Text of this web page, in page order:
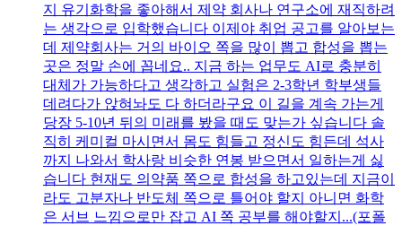
지 유기화학을 좋아해서 제약 회사나 연구소에 재직하려
는 생각으로 입학했습니다 이제야 취업 공고를 알아보는
데 제약회사는 거의 바이오 쪽을 많이 뽑고 합성을 뽑는
곳은 정말 손에 꼽네요.. 지금 하는 업무도 AI로 충분히
대체가 가능하다고 생각하고 실험은 2-3학년 학부생들
데려다가 앉혀놔도 다 하더라구요 이 길을 계속 가는게
당장 5-10년 뒤의 미래를 봤을 때도 맞는가 싶습니다 솔
직히 케미컬 마시면서 몸도 힘들고 정신도 힘든데 석사
까지 나와서 학사랑 비슷한 연봉 받으면서 일하는게 싫
습니다 현재도 의약품 쪽으로 합성을 하고있는데 지금이
라도 고분자나 반도체 쪽으로 틀어야 할지 아니면 화학
은 서브 느낌으로만 잡고 AI 쪽 공부를 해야할지...(포폴